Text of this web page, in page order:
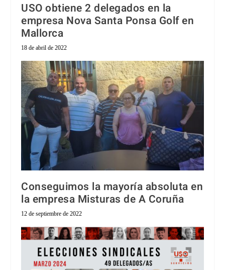
USO obtiene 2 delegados en la
empresa Nova Santa Ponsa Golf en
Mallorca
18 de abril de 2022
Conseguimos la mayoría absoluta en
la empresa Misturas de A Coruña
12 de septiembre de 2022